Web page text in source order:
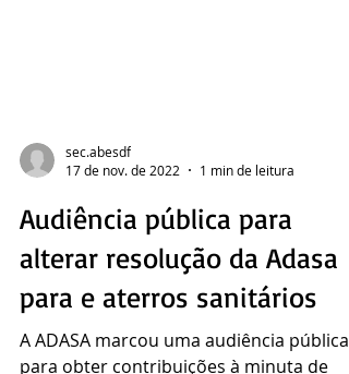
sec.abesdf
17 de nov. de 2022
1 min de leitura
Audiência pública para
alterar resolução da Adasa